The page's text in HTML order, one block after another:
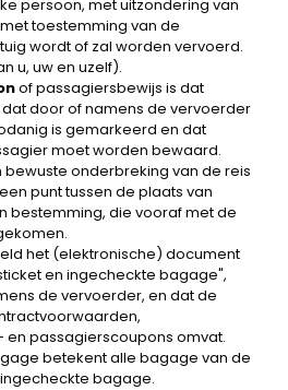
persoon, met uitzondering van
toestemming van de
wordt of zal worden vervoerd.
u, uw en uzelf).
of passagiersbewijs is dat
door of namens de vervoerder
is gemarkeerd en dat
moet worden bewaard.
bewuste onderbreking van de reis
punt tussen de plaats van
bestemming, die vooraf met de
het (elektronische) document
en ingecheckte bagage",
de vervoerder, en dat de
en passagierscoupons omvat.
betekent alle bagage van de
bagage.